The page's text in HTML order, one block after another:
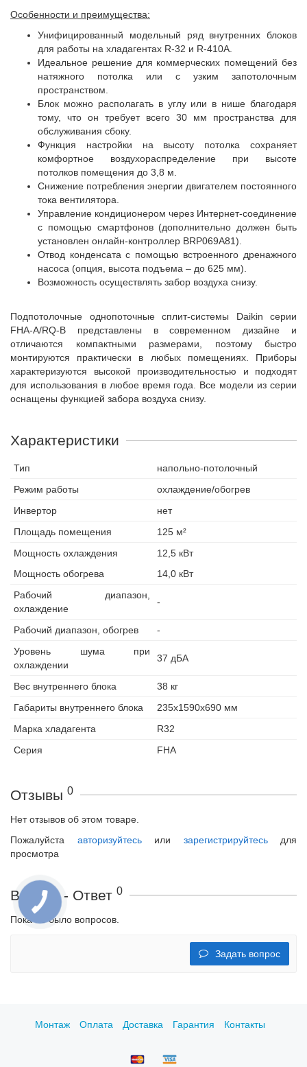
Особенности и преимущества:
Унифицированный модельный ряд внутренних блоков
для работы на хладагентах R-32 и R-410A.
Идеальное решение для коммерческих помещений без
натяжного потолка или с узким запотолочным
пространством.
Блок можно располагать в углу или в нише благодаря
тому, что он требует всего 30 мм пространства для
обслуживания сбоку.
Функция настройки на высоту потолка сохраняет
комфортное воздухораспределение при высоте
потолков помещения до 3,8 м.
Снижение потребления энергии двигателем постоянного
тока вентилятора.
Управление кондиционером через Интернет-соединение
с помощью смартфонов (дополнительно должен быть
установлен онлайн-контроллер BRP069A81).
Отвод конденсата с помощью встроенного дренажного
насоса (опция, высота подъема – до 625 мм).
Возможность осуществлять забор воздуха снизу.
Подпотолочные однопоточные сплит-системы Daikin серии
FHA-A/RQ-B представлены в современном дизайне и
отличаются компактными размерами, поэтому быстро
монтируются практически в любых помещениях. Приборы
характеризуются высокой производительностью и подходят
для использования в любое время года. Все модели из серии
оснащены функцией забора воздуха снизу.
Характеристики
Тип
напольно-потолочный
Режим работы
охлаждение/обогрев
Инвертор
нет
Площадь помещения
125 м²
Мощность охлаждения
12,5 кВт
Мощность обогрева
14,0 кВт
Рабочий диапазон,
охлаждение
-
Рабочий диапазон, обогрев
-
Уровень шума при
охлаждении
37 дБА
Вес внутреннего блока
38 кг
Габариты внутреннего блока
235х1590х690 мм
Марка хладагента
R32
Серия
FHA
Отзывы 0
Нет отзывов об этом товаре.
Пожалуйста авторизуйтесьили зарегистрируйтесьдля
просмотра
Вопрос - Ответ 0
Пока не было вопросов.
Задать вопрос
Монтаж Оплата Доставка Гарантия Контакты